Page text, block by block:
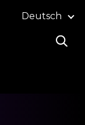
Deutsch